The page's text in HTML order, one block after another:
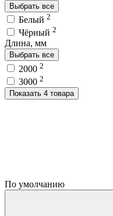
Выбрать все
Белый 2
Чёрный 2
Длина, мм
Выбрать все
2000 2
3000 2
Показать 4 товара
По умолчанию